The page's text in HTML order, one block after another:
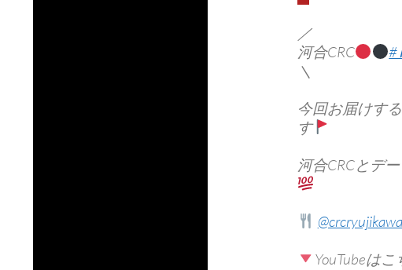
／
河合CRC
#
＼
今回お届けす
す
河合CRCとデ
YouTubeはこ